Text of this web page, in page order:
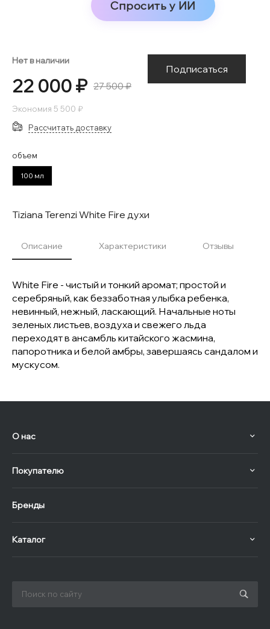
Спросить у ИИ
Нет в наличии
22 000 ₽ 27 500 ₽
Экономия 5 500 ₽
Подписаться
Рассчитать доставку
объем
100 мл
Tiziana Terenzi White Fire духи
Описание Характеристики Отзывы
White Fire - чистый и тонкий аромат; простой и
серебряный, как беззаботная улыбка ребенка,
невинный, нежный, ласкающий. Начальные ноты
зеленых листьев, воздуха и свежего льда
переходят в ансамбль китайского жасмина,
папоротника и белой амбры, завершаясь сандалом и
мускусом.
О нас
Покупателю
Бренды
Каталог